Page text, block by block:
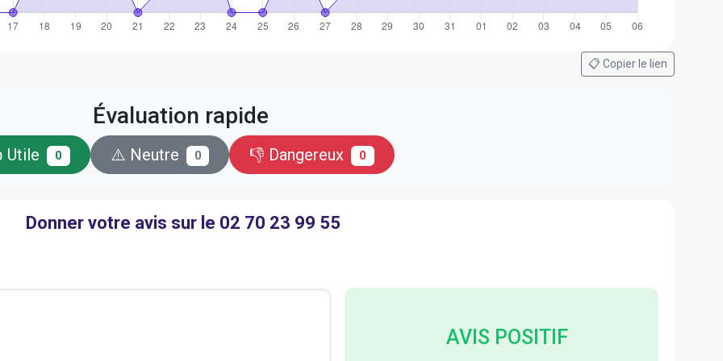
📋 Copier le lien
Évaluation rapide
Utile 0 ⚠️ Neutre 0 👎 Dangereux 0
Donner votre avis sur le 02 70 23 99 55
AVIS POSITIF